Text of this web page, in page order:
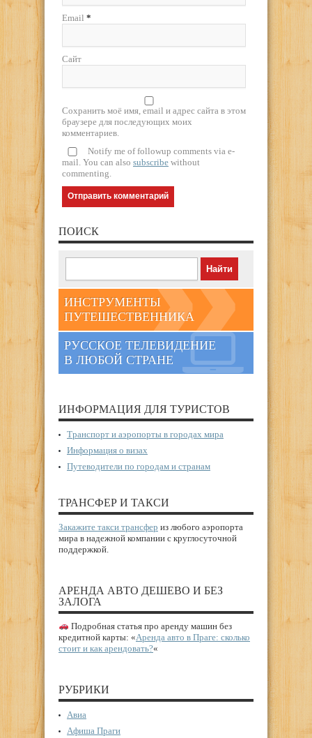
Email *
Сайт
Сохранить моё имя, email и адрес сайта в этом
браузере для последующих моих
комментариев.
Notify me of followup comments via e-
mail. You can also subscribe without
commenting.
ПОИСК
ИНСТРУМЕНТЫ
ПУТЕШЕСТВЕННИКА
РУССКОЕ ТЕЛЕВИДЕНИЕ
В ЛЮБОЙ СТРАНЕ
ИНФОРМАЦИЯ ДЛЯ ТУРИСТОВ
Транспорт и аэропорты в городах мира
Информация о визах
Путеводители по городам и странам
ТРАНСФЕР И ТАКСИ
Закажите такси трансфер из любого аэропорта
мира в надежной компании с круглосуточной
поддержкой.
АРЕНДА АВТО ДЕШЕВО И БЕЗ
ЗАЛОГА
Подробная статья про аренду машин без
кредитной карты: «Аренда авто в Праге: сколько
стоит и как арендовать?«
РУБРИКИ
Авиа
Афиша Праги